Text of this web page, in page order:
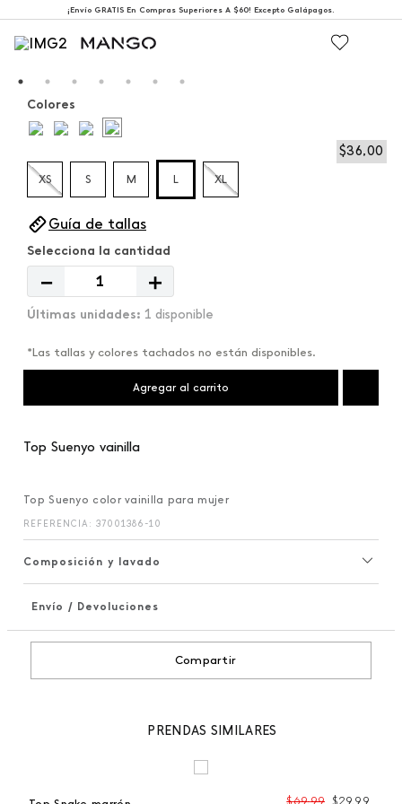
¡Envío GRATIS En Compras Superiores A $60! Excepto Galápagos.
$36,00
Colores
XS S M L XL
Guía de tallas
＋
－
1 disponible
*Las tallas y colores tachados no están disponibles.
Agregar al carrito
Top Suenyo vainilla
Top Suenyo color vainilla para mujer
REFERENCIA : 37001386-10
Composición y lavado
Envío / Devoluciones
Compartir
PRENDAS SIMILARES
$69,99 $29,99